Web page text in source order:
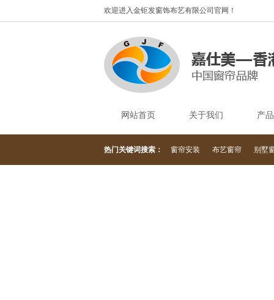
欢迎进入金钜发窗饰布艺有限公司官网！
网站首页 关于我们 产
热门关键词搜索： 窗帘安装 布艺窗帘 别墅